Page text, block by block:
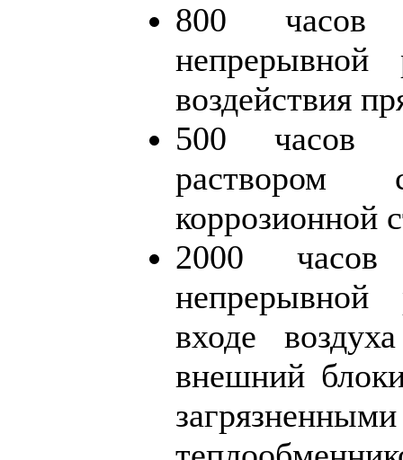
800
воздействия
500 часов
коррозионной
2000
входе
внешний